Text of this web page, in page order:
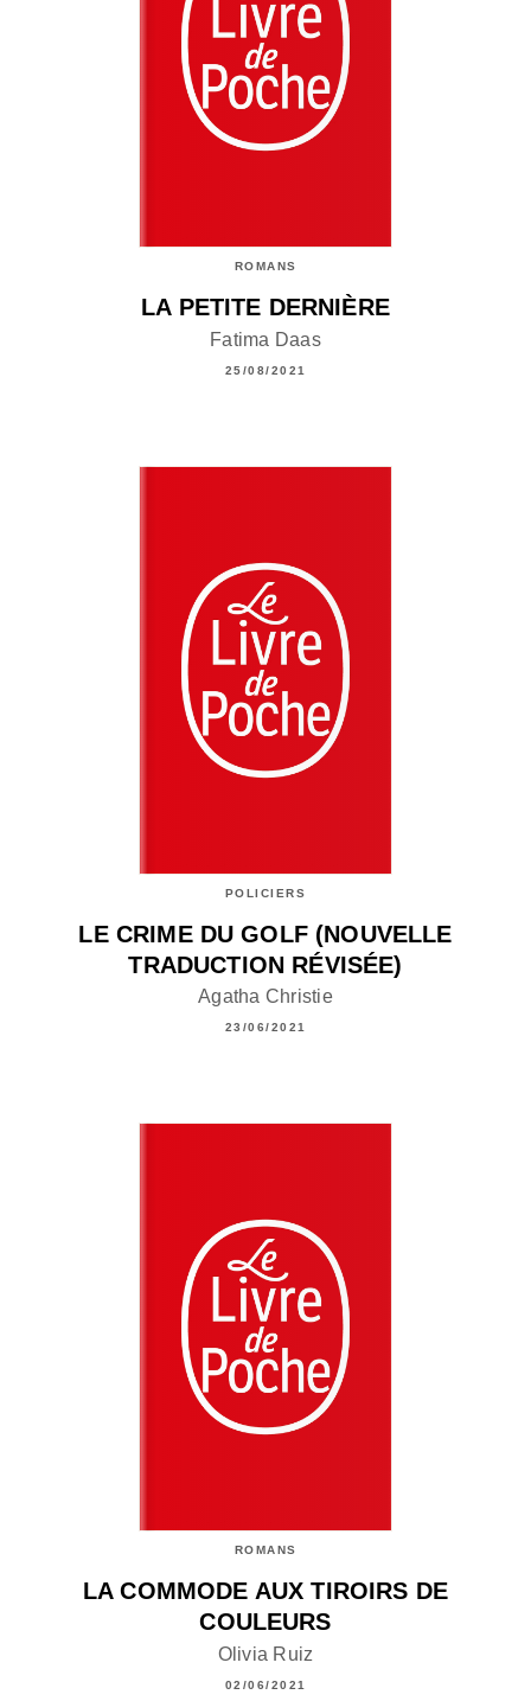
ROMANS
LA PETITE DERNIÈRE
Fatima Daas
25/08/2021
POLICIERS
LE CRIME DU GOLF (NOUVELLE
TRADUCTION RÉVISÉE)
Agatha Christie
23/06/2021
ROMANS
LA COMMODE AUX TIROIRS DE
COULEURS
Olivia Ruiz
02/06/2021